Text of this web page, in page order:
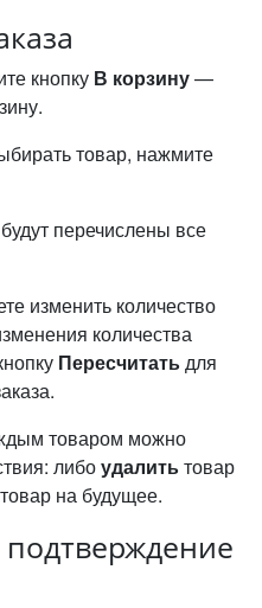
кнопку В корзину—
товар, нажмите
будут перечислены все
изменить количество
количества
Пересчитатьдля
товаром можно
либоудалитьтовар
товар на будущее.